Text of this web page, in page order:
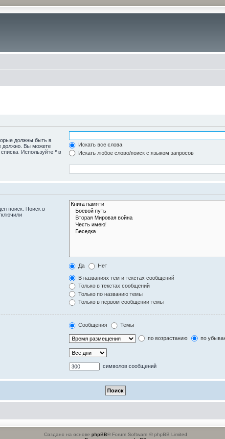
должны быть в
должно. Вы можете
списка. Используйте* в
Искать все слова
Искать любое слово/поиск с языком запросов
поиск. Поиск в
Да Нет
В названиях тем и текстах сообщений
Только в текстах сообщений
Только по названию темы
Только в первом сообщении темы
Сообщения Темы
по возрастанию по
символов сообщений
Создано на основе phpBB® Forum Software © phpBB Limited